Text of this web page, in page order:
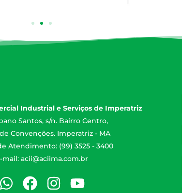
Industrial e Serviços de Imperatriz
Santos, s/n. Bairro Centro,
Convenções. Imperatriz - MA
Atendimento: (99) 3525 - 3400
mail: acii@aciima.com.br